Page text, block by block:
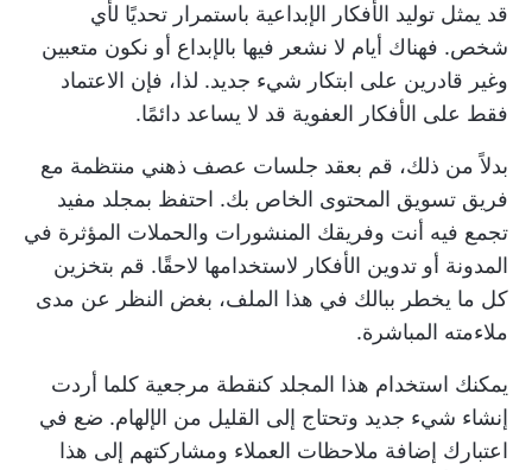
قد يمثل توليد الأفكار الإبداعية باستمرار تحديًا لأي
شخص. فهناك أيام لا نشعر فيها بالإبداع أو نكون متعبين
وغير قادرين على ابتكار شيء جديد. لذا، فإن الاعتماد
فقط على الأفكار العفوية قد لا يساعد دائمًا.
بدلاً من ذلك، قم بعقد جلسات عصف ذهني منتظمة مع
فريق تسويق المحتوى الخاص بك. احتفظ بمجلد مفيد
تجمع فيه أنت وفريقك المنشورات والحملات المؤثرة في
المدونة أو تدوين الأفكار لاستخدامها لاحقًا. قم بتخزين
كل ما يخطر ببالك في هذا الملف، بغض النظر عن مدى
ملاءمته المباشرة.
يمكنك استخدام هذا المجلد كنقطة مرجعية كلما أردت
إنشاء شيء جديد وتحتاج إلى القليل من الإلهام. ضع في
اعتبارك إضافة ملاحظات العملاء ومشاركتهم إلى هذا